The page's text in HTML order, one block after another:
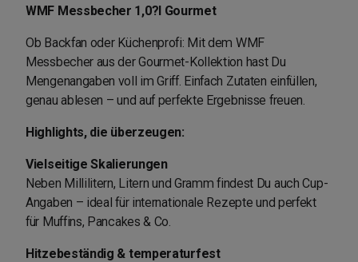
WMF Messbecher 1,0?l Gourmet
Ob Backfan oder Küchenprofi: Mit dem WMF
Messbecher aus der Gourmet-Kollektion hast Du
Mengenangaben voll im Griff. Einfach Zutaten einfüllen,
genau ablesen – und auf perfekte Ergebnisse freuen.
Highlights, die überzeugen:
Vielseitige Skalierungen
Neben Millilitern, Litern und Gramm findest Du auch Cup-
Angaben – ideal für internationale Rezepte und perfekt
für Muffins, Pancakes & Co.
Hitzebeständig & temperaturfest